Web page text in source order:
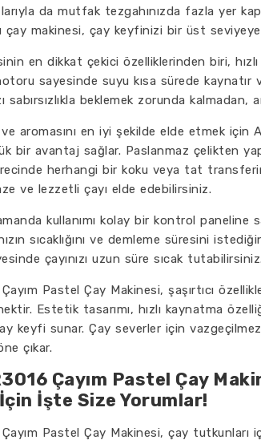
da mutfak tezgahınızda fazla yer
çay makinesi, çay keyfinizi bir üst seviyeye
en dikkat çekici özelliklerinden biri,
sayesinde suyu kısa sürede kaynatır
sabırsızlıkla beklemek zorunda
aromasını en iyi şekilde elde etmek için
bir avantaj sağlar. Paslanmaz çelikten
herhangi bir koku veya tat
ve lezzetli çayı elde edebilirsiniz.
kullanımı kolay bir kontrol paneline
sıcaklığını ve demleme süresini
çayınızı uzun süre sıcak tutabilirsiniz.
Pastel Çay Makinesi, şaşırtıcı
Estetik tasarımı, hızlı kaynatma
keyfi sunar. Çay severler için
çıkar.
Çayım Pastel Çay
İşte Size Yorumlar!
Pastel Çay Makinesi, çay